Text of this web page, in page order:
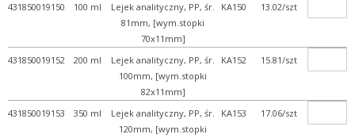
431850019150 100 ml
Lejek analityczny, PP, śr.
81mm, [wym.stopki
70x11mm]
KA150 13.02/szt
431850019152 200 ml
Lejek analityczny, PP, śr.
100mm, [wym.stopki
82x11mm]
KA152 15.81/szt
431850019153 350 ml
Lejek analityczny, PP, śr.
120mm, [wym.stopki
KA153 17.06/szt